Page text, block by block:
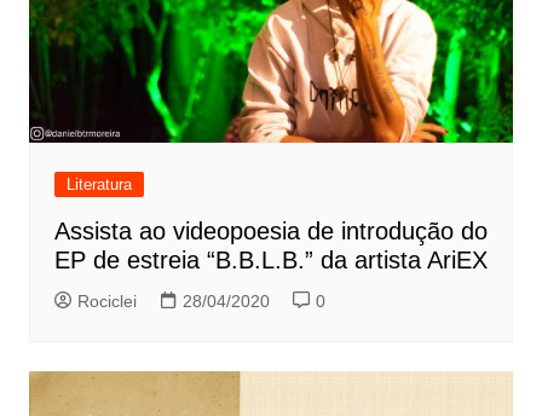
Literatura
Assista ao videopoesia de introdução do
EP de estreia “B.B.L.B.” da artista AriEX
Rociclei 28/04/2020 0